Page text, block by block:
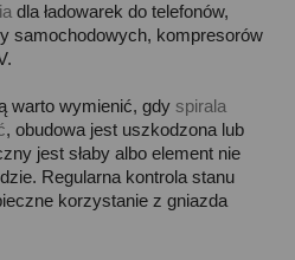
dla ładowarek do telefonów,
samochodowych, kompresorów
warto wymienić, gdyspirala
, obudowa jest uszkodzona lub
jest słaby albo element nie
Regularna kontrola stanu
korzystanie z gniazda